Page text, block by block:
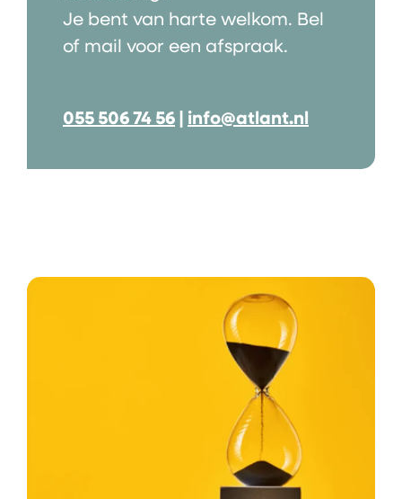
Je bent van harte welkom. Bel
of mail voor een afspraak.
055 506 74 56 info@atlant.nl